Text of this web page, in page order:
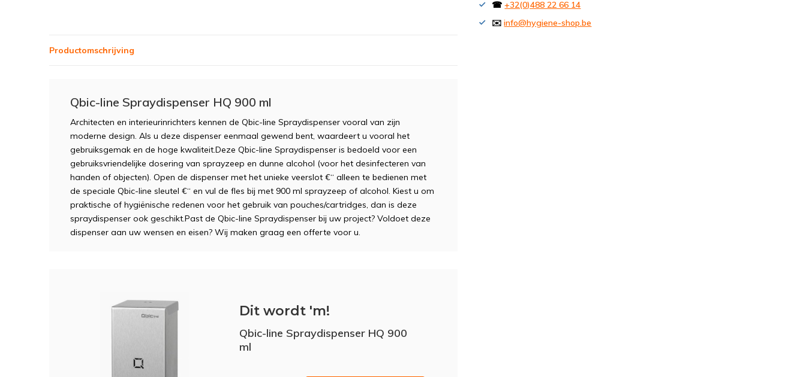
☎+32(0)488 22 66 14
✉️info@hygiene-shop.be
Productomschrijving
Qbic-line Spraydispenser HQ 900 ml
Architecten en interieurinrichters kennen de Qbic-line Spraydispenser vooral van zijn
moderne design. Als u deze dispenser eenmaal gewend bent, waardeert u vooral het
gebruiksgemak en de hoge kwaliteit.Deze Qbic-line Spraydispenser is bedoeld voor een
gebruiksvriendelijke dosering van sprayzeep en dunne alcohol (voor het desinfecteren van
handen of objecten). Open de dispenser met het unieke veerslot €“ alleen te bedienen met
de speciale Qbic-line sleutel €“ en vul de fles bij met 900 ml sprayzeep of alcohol. Kiest u om
praktische of hygiënische redenen voor het gebruik van pouches/cartridges, dan is deze
spraydispenser ook geschikt.Past de Qbic-line Spraydispenser bij uw project? Voldoet deze
dispenser aan uw wensen en eisen? Wij maken graag een offerte voor u.
Dit wordt 'm!
Qbic-line Spraydispenser HQ 900
ml